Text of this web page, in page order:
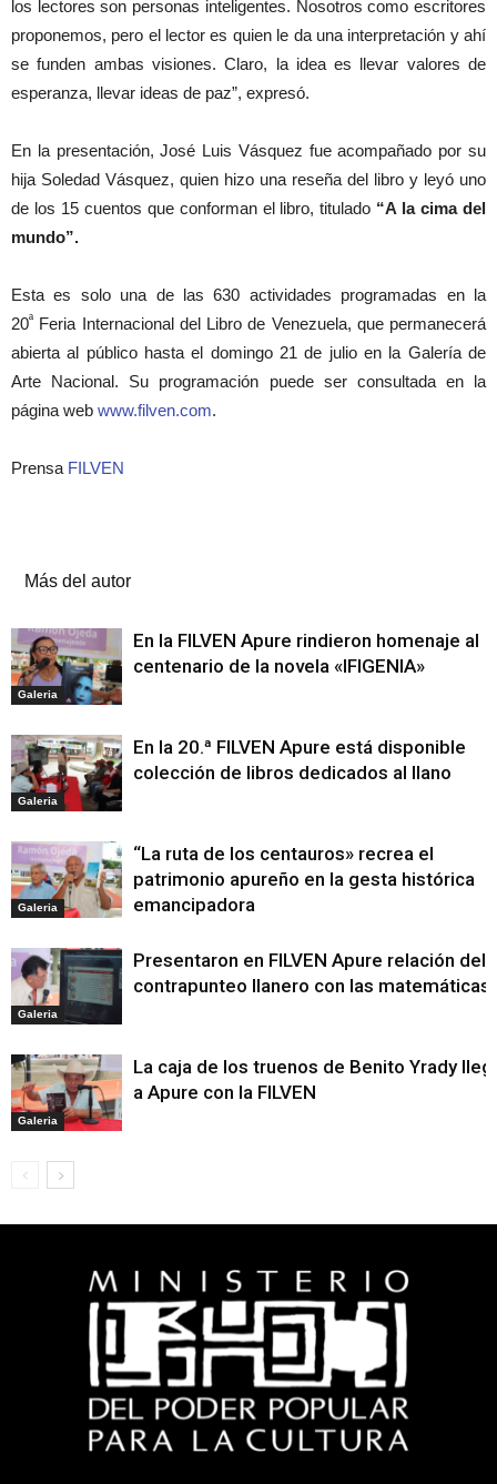
los lectores son personas inteligentes. Nosotros como escritores
proponemos, pero el lector es quien le da una interpretación y ahí
se funden ambas visiones. Claro, la idea es llevar valores de
esperanza, llevar ideas de paz”, expresó.
En la presentación, José Luis Vásquez fue acompañado por su
hija Soledad Vásquez, quien hizo una reseña del libro y leyó uno
de los 15 cuentos que conforman el libro, titulado “A la cima del
mundo”.
Esta es solo una de las 630 actividades programadas en la
20ª Feria Internacional del Libro de Venezuela, que permanecerá
abierta al público hasta el domingo 21 de julio en la Galería de
Arte Nacional. Su programación puede ser consultada en la
página web www.filven.com.
Prensa FILVEN
Más del autor
Galeria
En la FILVEN Apure rindieron homenaje al
centenario de la novela «IFIGENIA»
Galeria
En la 20.ª FILVEN Apure está disponible
colección de libros dedicados al llano
Galeria
“La ruta de los centauros» recrea el
patrimonio apureño en la gesta histórica
emancipadora
Galeria
Presentaron en FILVEN Apure relación del
contrapunteo llanero con las matemáticas
Galeria
La caja de los truenos de Benito Yrady
a Apure con la FILVEN